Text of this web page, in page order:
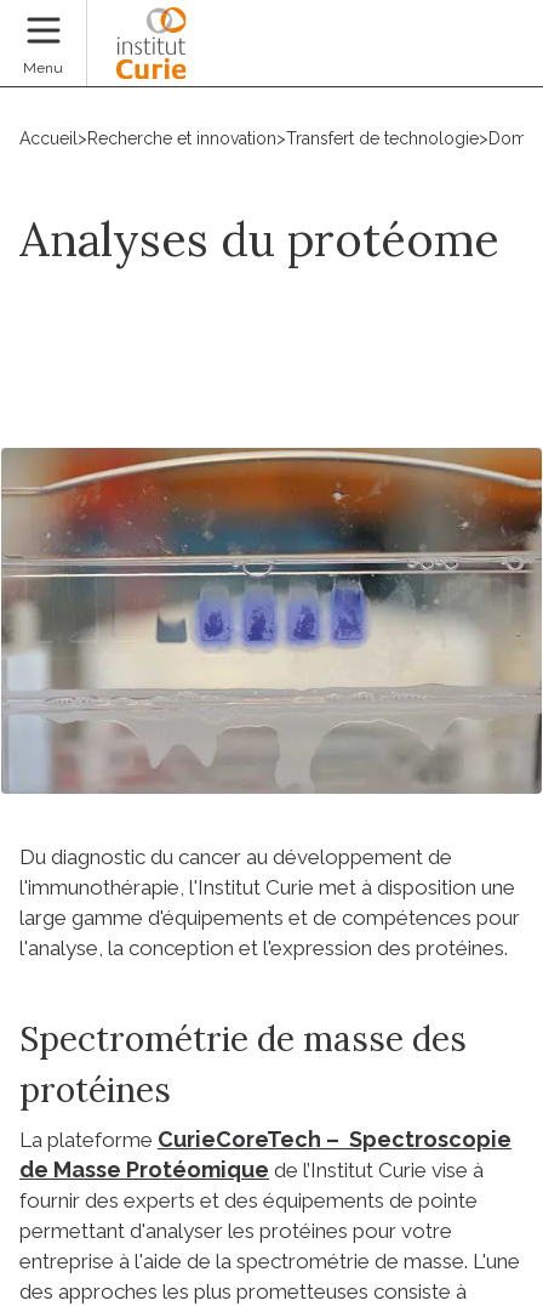
Menu
Accueil >Recherche et innovation>Transfert de technologie>
Analyses du protéome
Du diagnostic du cancer au développement de
l'immunothérapie, l'Institut Curie met à disposition une
large gamme d'équipements et de compétences pour
l'analyse, la conception et l'expression des protéines.
Spectrométrie de masse des
protéines
La plateforme CurieCoreTech – Spectroscopie
de Masse Protéomique de l’Institut Curie vise à
fournir des experts et des équipements de pointe
permettant d'analyser les protéines pour votre
entreprise à l'aide de la spectrométrie de masse. L'une
des approches les plus prometteuses consiste à